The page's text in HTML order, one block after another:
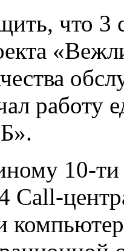
что 3
работу
.
10-
Call-